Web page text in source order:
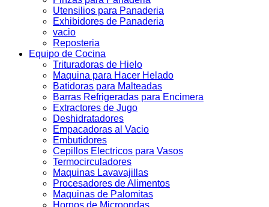
Utensilios para Panaderia
Exhibidores de Panaderia
vacio
Reposteria
Equipo de Cocina
Trituradoras de Hielo
Maquina para Hacer Helado
Batidoras para Malteadas
Barras Refrigeradas para Encimera
Extractores de Jugo
Deshidratadores
Empacadoras al Vacio
Embutidores
Cepillos Electricos para Vasos
Termocirculadores
Maquinas Lavavajillas
Procesadores de Alimentos
Maquinas de Palomitas
Hornos de Microondas